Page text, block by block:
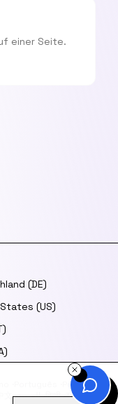
einer Seite.
(DE)
(US)
Polski
·العربية ·हिन्दी ·Türkçe